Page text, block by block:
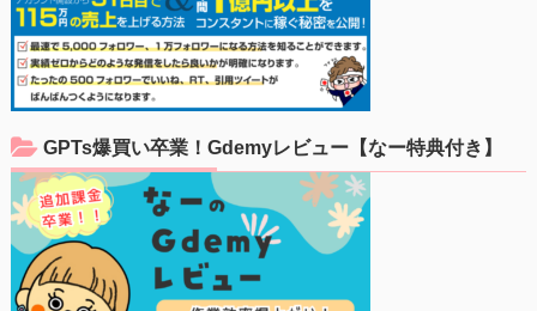
GPTs爆買い卒業！Gdemyレビュー【なー特典付き】